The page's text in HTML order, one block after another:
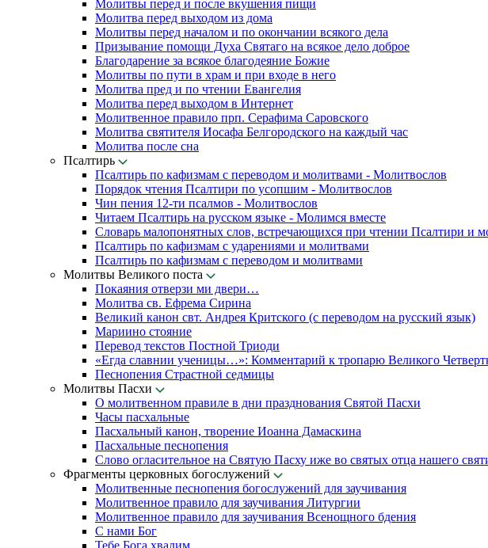
Молитвы перед и после вкушения пищи
Молитва перед выходом из дома
Молитвы перед началом и по окончании всякого дела
Призывание помощи Духа Святаго на всякое дело доброе
Благодарение за всякое благодеяние Божие
Молитвы по пути в храм и при входе в него
Молитва пред и по чтении Евангелия
Молитва перед выходом в Интернет
Молитвенное правило прп. Серафима Саровского
Молитва святителя Иосафа Белгородского на каждый час
Молитва после сна
Псалтирь
Псалтирь по кафизмам с переводом и молитвами - Молитвослов
Порядок чтения Псалтири по усопшим - Молитвослов
Чин пения 12-ти псалмов - Молитвослов
Читаем Псалтирь на русском языке - Молимся вместе
Словарь малопонятных слов, встречающихся при чтении Псалтири и
Псалтирь по кафизмам с ударениями и молитвами
Псалтирь по кафизмам с переводом и молитвами
Молитвы Великого поста
Покаяния отверзи ми двери…
Молитва св. Ефрема Сирина
Великий канон свт. Андрея Критского (с переводом на русский язык)
Мариино стояние
Перевод текстов Постной Триоди
«Егда славнии ученицы…»: Комментарий к тропарю Великого
Песнопения Страстной седмицы
Молитвы Пасхи
О молитвенном правиле в дни празднования Святой Пасхи
Часы пасхальные
Пасхальный канон, творение Иоанна Дамаскина
Пасхальные песнопения
Слово огласительное на Святую Пасху иже во святых отца нашего
Фрагменты церковных богослужений
Молитвенные песнопения богослужений для заучивания
Молитвенное правило для заучивания Литургии
Молитвенное правило для заучивания Всенощного бдения
С нами Бог
Тебе Бога хвалим